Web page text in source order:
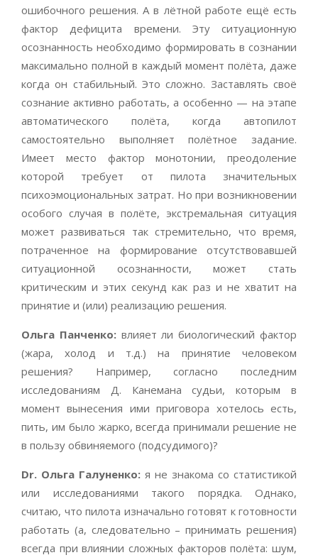
ошибочного решения. А в лётной работе ещё есть
фактор дефицита времени. Эту ситуационную
осознанность необходимо формировать в сознании
максимально полной в каждый момент полёта, даже
когда он стабильный. Это сложно. Заставлять своё
сознание активно работать, а особенно — на этапе
автоматического полёта, когда автопилот
самостоятельно выполняет полётное задание.
Имеет место фактор монотонии, преодоление
которой требует от пилота значительных
психоэмоциональных затрат. Но при возникновении
особого случая в полёте, экстремальная ситуация
может развиваться так стремительно, что время,
потраченное на формирование отсутствовавшей
ситуационной осознанности, может стать
критическим и этих секунд как раз и не хватит на
принятие и (или) реализацию решения.
Ольга Панченко:влияет ли биологический фактор
(жара, холод и т.д.) на принятие человеком
решения? Например, согласно последним
исследованиям Д. Канемана судьи, которым в
момент вынесения ими приговора хотелось есть,
пить, им было жарко, всегда принимали решение не
в пользу обвиняемого (подсудимого)?
Dr. Ольга Галуненко: я не знакома со статистикой
или исследованиями такого порядка. Однако,
считаю, что пилота изначально готовят к готовности
работать (а, следовательно – принимать решения)
всегда при влиянии сложных факторов полёта: шум,